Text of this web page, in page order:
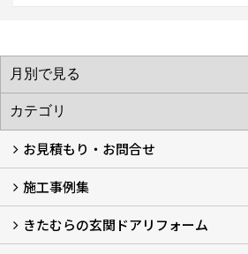
お見積もり・お問合せ
LINEで概算見積もり
チャットで質問
問い合わせフォームから
オンライン相談
電話で相談
無料現地調査をご希望の方
施工事例集
玄関ドアリフォーム
玄関引戸リフォーム
勝手口ドアリフォーム
窓リフォーム
きたむらの玄関ドアリフォーム